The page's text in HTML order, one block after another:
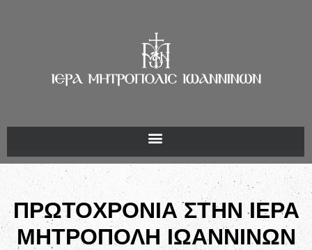
ΠΡΩΤΟΧΡΟΝΙΑ ΣΤΗΝ ΙΕΡΑ
ΜΗΤΡΟΠΟΛΗ ΙΩΑΝΝΙΝΩΝ